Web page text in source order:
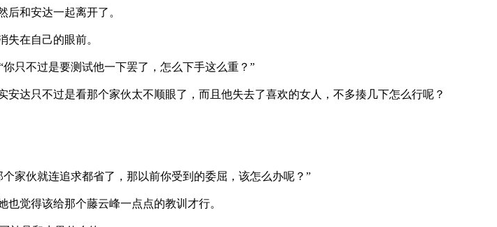
和安达一起离开了。
在自己的眼前。
只不过是要测试他一下罢了，怎么下手这么重？”
只不过是看那个家伙太不顺眼了，而且他失去了喜欢的女人，不多揍几下怎么行呢？
伙就连追求都省了，那以前你受到的委屈，该怎么办呢？”
觉得该给那个藤云峰一点点的教训才行。